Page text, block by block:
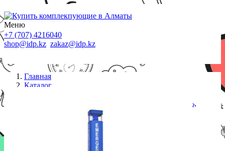
Меню
+7 (707) 4216040
shop@idp.kz zakaz@idp.kz
Главная
Каталог
JR321-SC-SP-SIP, 1 кнопка, колонна, солн.панель,